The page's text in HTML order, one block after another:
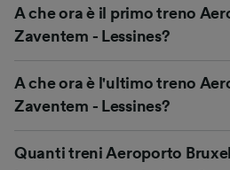
A che ora è il primo treno
Zaventem - Lessines?
A che ora è l'ultimo treno
Zaventem - Lessines?
Quanti treni Aeroporto